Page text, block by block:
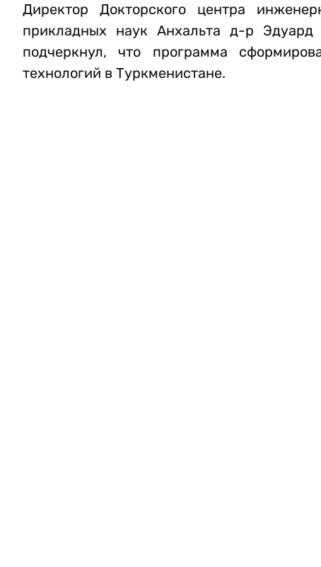
Директор Докторского центра
прикладных наук Анхальта д-р Эдуард
подчеркнул, что программа
технологий в Туркменистане.